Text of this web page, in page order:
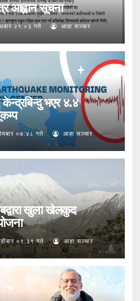
आह्वान सूचना
२१:०३ गते आहा सञ्चार
केन्द्रबिन्दु भएर ४.४
०७:४८ गते आहा सञ्चार
खुला खेलकुद
०९:३९ गते आहा सञ्चार